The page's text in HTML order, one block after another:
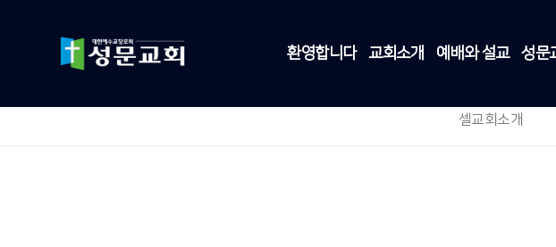
환영합니다 교회소개 예배와 설교 성문
셀교회소개